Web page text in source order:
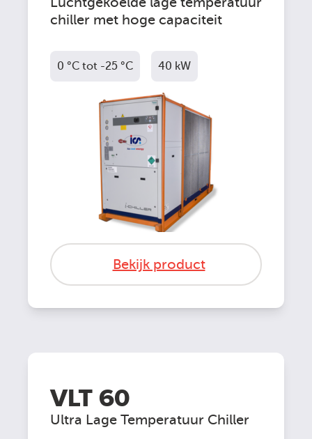
chiller met hoge capaciteit
0 °C tot -25 °C 40 kW
Bekijk product
VLT 60
Ultra Lage Temperatuur Chiller